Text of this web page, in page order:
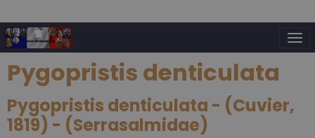
Pygopristis denticulata
Pygopristis denticulata - (Cuvier,
1819) - (Serrasalmidae)